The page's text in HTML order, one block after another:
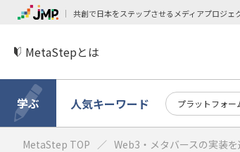
共創で日本をステップさせるメディアプロジェ
MetaStepとは
学ぶ 人気キーワード プラットフォー
MetaStep TOP Web3・メタバースの実装を